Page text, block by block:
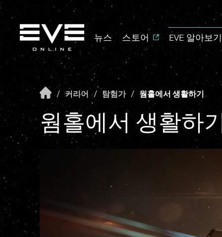
뉴스 스토어 EVE 알아보기
/ 커리어 / 탐험가 / 웜홀에서 생활하기
웜홀에서 생활하